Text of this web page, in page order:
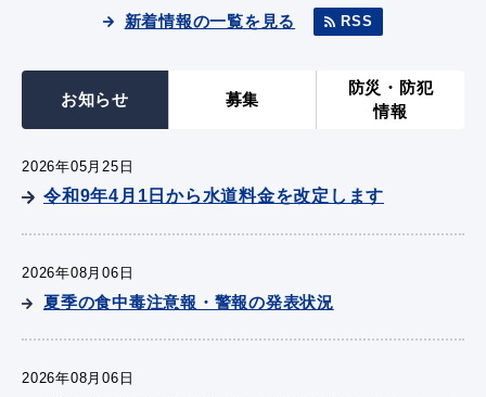
新着情報の一覧を見る RSS
お知らせ 募集
防災・防犯
情報
2026年05月25日
令和9年4月1日から水道料金を改定します
2026年08月06日
夏季の食中毒注意報・警報の発表状況
2026年08月06日